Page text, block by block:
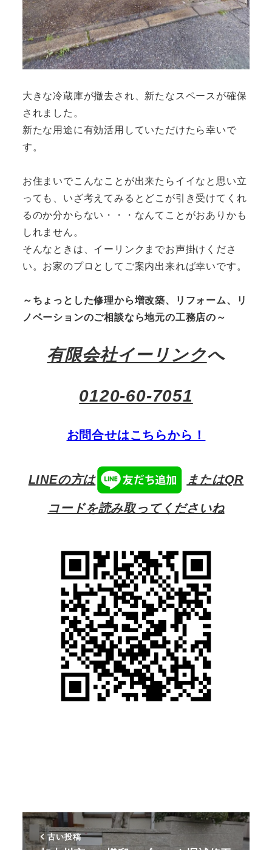
大きな冷蔵庫が撤去され、新たなスペースが確保
されました。
新たな用途に有効活用していただけたら幸いで
す。
お住まいでこんなことが出来たらイイなと思い立
っても、いざ考えてみるとどこが引き受けてくれ
るのか分からない・・・なんてことがおありかも
しれません。
そんなときは、イーリンクまでお声掛けくださ
い。お家のプロとしてご案内出来れば幸いです。
～ちょっとした修理から増改築、リフォーム、リ
ノベーションのご相談なら地元の工務店の～
有限会社イーリンクへ
0120-60-7051
お問合せはこちらから！
LINEの方は またはQR
コードを読み取ってくださいね
古い投稿